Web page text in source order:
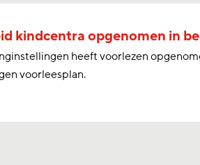
kindcentra opgenomen in
heeft voorlezen
voorleesplan.